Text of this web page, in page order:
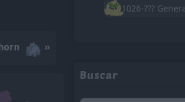
»
Buscar